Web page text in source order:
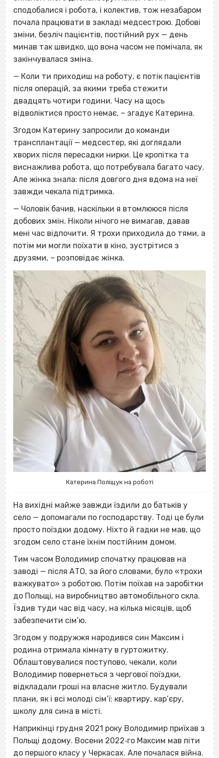
сподобалися і робота, і колектив, тож незабаром
почала працювати в закладі медсестрою. Добові
зміни, безліч пацієнтів, постійний рух — день
минав так швидко, що вона часом не помічала, як
закінчувалася зміна.
— Коли ти приходиш на роботу, є потік пацієнтів
після операцій, за якими треба стежити
двадцять чотири години. Часу на щось
відволіктися просто немає, – згадує Катерина.
Згодом Катерину запросили до команди
трансплантації — медсестер, які доглядали
хворих після пересадки нирки. Це кропітка та
виснажлива робота, що потребувала багато часу.
Але жінка знала: після довгого дня вдома на неї
завжди чекала підтримка.
— Чоловік бачив, наскільки я втомлююся після
добових змін. Ніколи нічого не вимагав, давав
мені час відпочити. Я трохи приходила до тями, а
потім ми могли поїхати в кіно, зустрітися з
друзями, – розповідає жінка.
Катерина Поліщук на роботі
На вихідні майже завжди їздили до батьків у
село — допомагали по господарству. Тоді це були
просто поїздки додому. Ніхто й гадки не мав, що
згодом село стане їхнім постійним домом.
Тим часом Володимир спочатку працював на
заводі — після АТО, за його словами, було «трохи
важкувато» з роботою. Потім поїхав на заробітки
до Польщі, на виробництво автомобільного скла.
Їздив туди час від часу, на кілька місяців, щоб
забезпечити сім’ю.
Згодом у подружжя народився син Максим і
родина отримала кімнату в гуртожитку.
Облаштовувалися поступово, чекали, коли
Володимир повернеться з чергової поїздки,
відкладали гроші на власне житло. Будували
плани, як і всі молоді сім’ї: квартиру, кар’єру,
школу для сина в місті.
Наприкінці грудня 2021 року Володимир приїхав з
Польщі додому. Восени 2022‐го Максим мав піти
до першого класу у Черкасах. Але почалася війна.